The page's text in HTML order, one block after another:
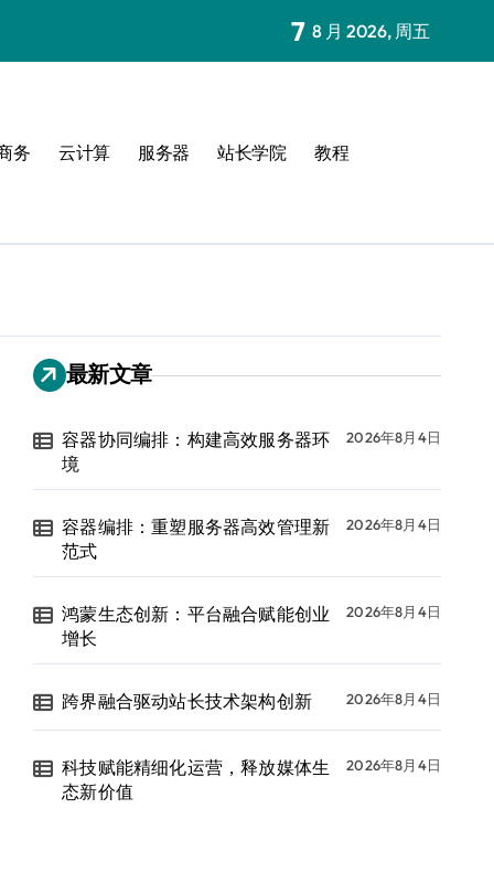
7 8 月 2026, 周五
务 云计算 服务器 站长学院 教程
最新文章
容器协同编排：构建高效服务器环
境
2026年8月4日
容器编排：重塑服务器高效管理新
范式
2026年8月4日
鸿蒙生态创新：平台融合赋能创业
增长
2026年8月4日
跨界融合驱动站长技术架构创新 2026年8月4日
科技赋能精细化运营，释放媒体生
态新价值
2026年8月4日